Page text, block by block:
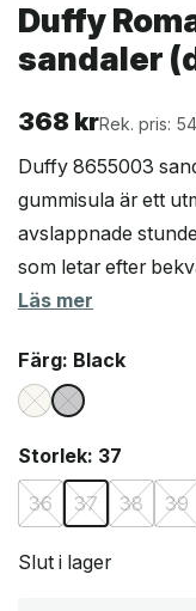
Duffy
sandaler
368 krRek. pris:
Duffy 8655003
gummisula är ett
avslappnade
som letar efter
Läs mer
Färg: Black
Storlek: 37
36
37 38 39
Slut i lager